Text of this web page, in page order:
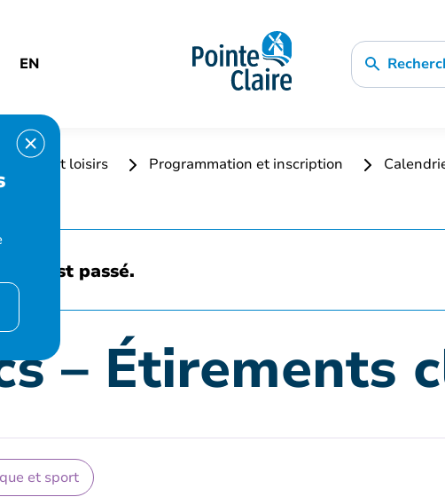
EN
sports et loisirs Programmation et inscription
est passé.
– Étirements
et sport